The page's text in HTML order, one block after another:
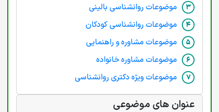
موضوعات روانشناسی بالینی
موضوعات روانشناسی کودکان
موضوعات مشاوره و راهنمایی
موضوعات مشاوره خانواده
موضوعات ویژه دکتری روانشناسی
عنوان های موضوعی